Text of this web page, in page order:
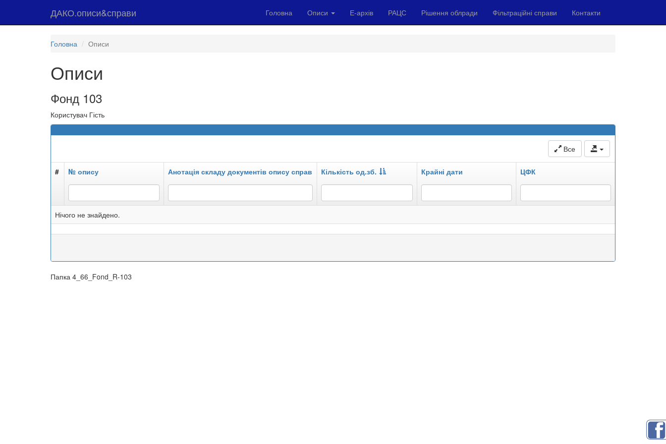
ДАКО.описи&справи Головна Описи Е-архів РАЦС Рішення облради Фільтраційні справи Контакти
Головна Описи
Описи
Фонд 103
Користувач Гість
Все
# № опису Анотація складу документів опису справ Кількість од.зб. Крайні дати ЦФК
Нічого не знайдено.
Папка 4_66_Fond_R-103